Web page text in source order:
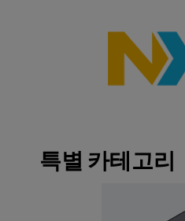
특별 카테고리